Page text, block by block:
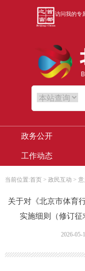
访问我的专
政务公开
工作动态
当前位置:首页 > 政民互动 > 意
关于对《北京市体育
实施细则（修订
2026-05-